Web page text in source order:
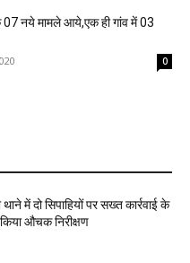
07 नये मामले आये,एक ही गांव में 03
0
में दो सिपाहियों पर सख्त कार्रवाई के
औचक निरीक्षण